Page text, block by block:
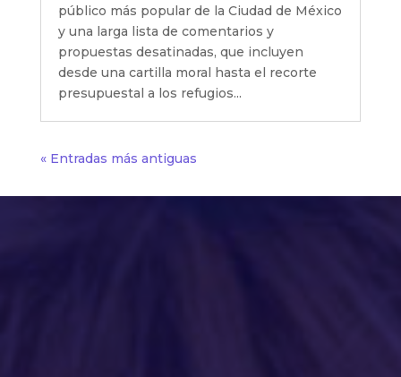
público más popular de la Ciudad de México
y una larga lista de comentarios y
propuestas desatinadas, que incluyen
desde una cartilla moral hasta el recorte
presupuestal a los refugios...
« Entradas más antiguas